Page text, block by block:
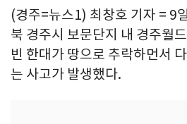
(경주=뉴스1) 최창호 기자 = 9
북 경주시 보문단지 내 경주월
빈 한대가 땅으로 추락하먼서
는 사고가 발생했다.